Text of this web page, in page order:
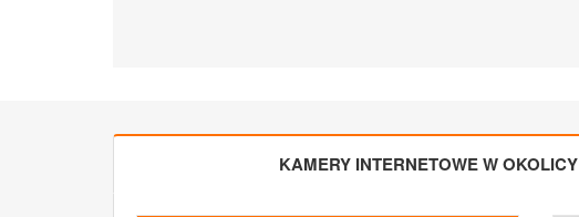
KAMERY INTERNETOWE W OKOLICY